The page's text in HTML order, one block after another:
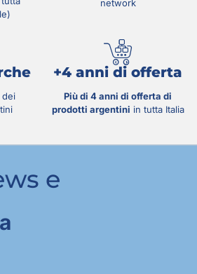
network
dei
+4 anni di offerta
Più di 4 anni di offerta di
prodotti argentini in tutta Italia
e